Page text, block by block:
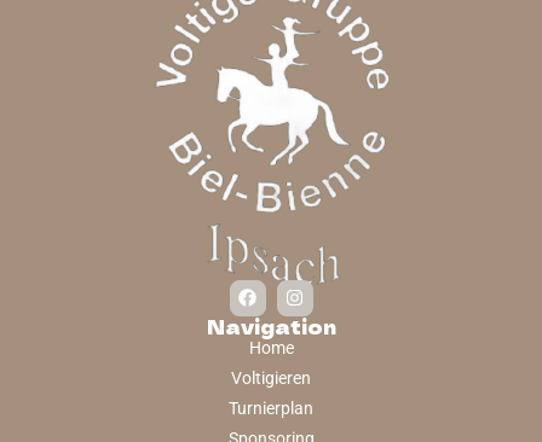
Navigation
Home
Voltigieren
Turnierplan
Sponsoring